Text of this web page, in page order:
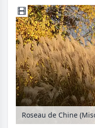
Roseau de Chine